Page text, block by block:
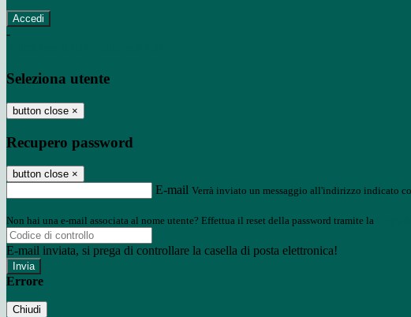
-
Seleziona utente
button close ×
Recupero password
button close ×
E-mail Verrà inviato un messaggio all'indirizzo indicato
Non hai una e-mail associata al nome utente? Effettua il reset della password tramite la
E-mail inviata, si prega di controllare la casella di posta elettronica!
Errore
Chiudi